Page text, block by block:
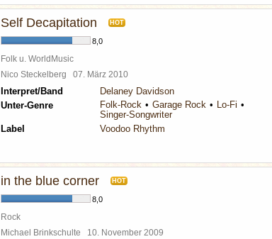
Self Decapitation HOT
8,0
Folk u. WorldMusic
Nico Steckelberg 07. März 2010
Interpret/Band
Delaney Davidson
Unter-Genre
Folk-Rock Garage Rock
Lo-Fi
Singer-Songwriter
Label
Voodoo Rhythm
in the blue corner HOT
8,0
Rock
Michael Brinkschulte 10. November 2009